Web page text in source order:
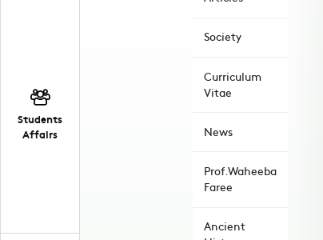
Students
Affairs
Society
Curriculum
Vitae
News
Prof.Waheeba
Faree
Ancient